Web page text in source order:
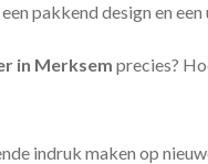
pakkend design en
in Merksem precies?
indruk maken op